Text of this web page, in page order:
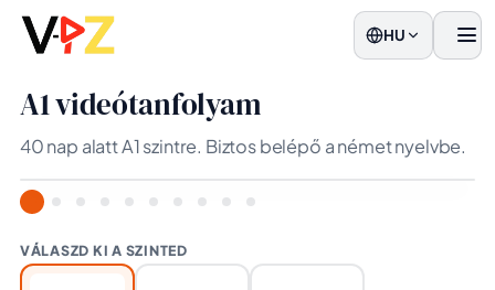
HU
A1 videótanfolyam
40 nap alatt A1 szintre. Biztos belépő a német nyelvbe.
VÁLASZD KI A SZINTED